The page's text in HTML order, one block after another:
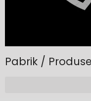
Pabrik /